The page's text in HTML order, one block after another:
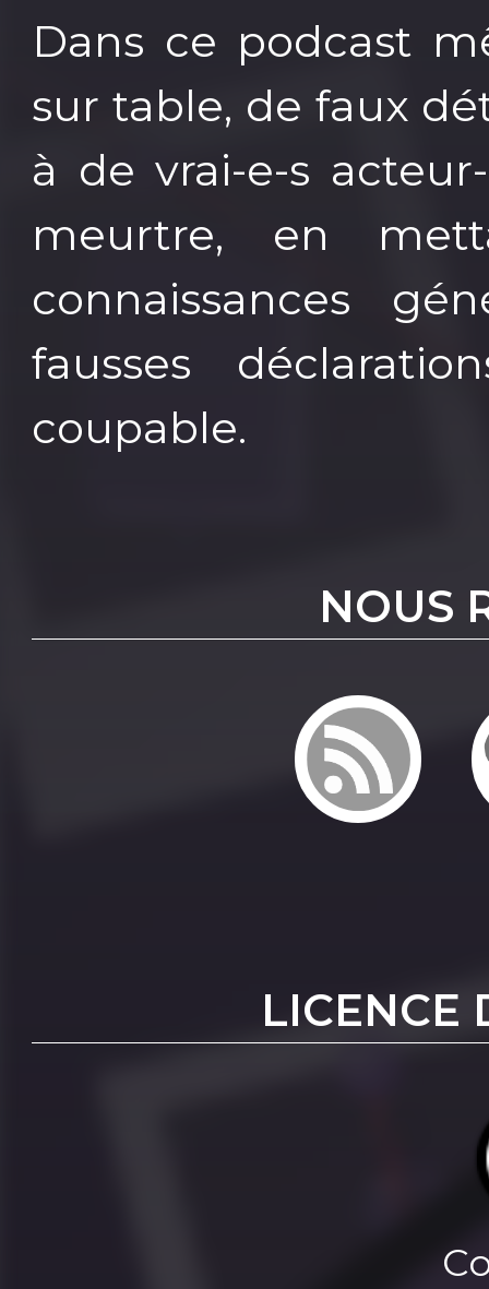
Dans ce podcast
sur table, de faux
à de vrai-e-s
meurtre, en
connaissances
fausses
coupable.
NOUS
LICENCE